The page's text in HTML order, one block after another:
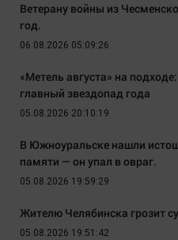
Ветерану войны из
год.
06.08.2026 05:09:26
«Метель августа» на
главный звездопад года
05.08.2026 20:10:19
В Южноуральске нашли
памяти — он упал в овраг.
05.08.2026 19:59:29
Жителю Челябинска грозит
05.08.2026 19:51:42